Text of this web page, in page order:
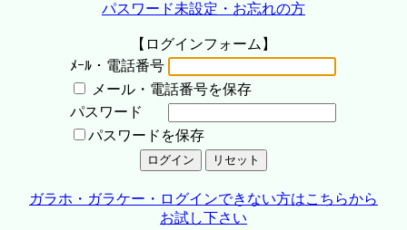
パスワード未設定・お忘れの方
【ログインフォーム】
ﾒｰﾙ・電話番号
メール・電話番号を保存
パスワード
パスワードを保存
ガラホ・ガラケー・ログインできない方はこちらから
お試し下さい